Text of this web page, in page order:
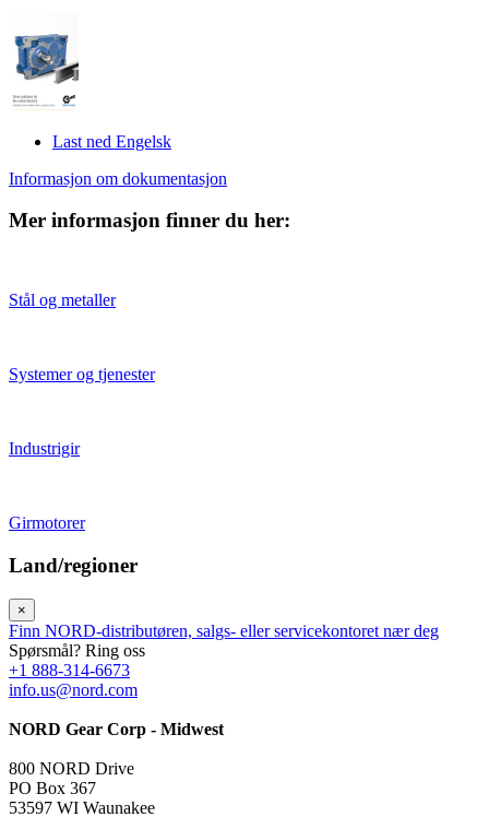
Last ned Engelsk
Informasjon om dokumentasjon
Mer informasjon finner du her:
Stål og metaller
Systemer og tjenester
Industrigir
Girmotorer
Land/regioner
×
Finn NORD-distributøren, salgs- eller servicekontoret nær deg
Spørsmål? Ring oss
+1 888-314-6673
info.us@nord.com
NORD Gear Corp - Midwest
800 NORD Drive
PO Box 367
53597 WI Waunakee